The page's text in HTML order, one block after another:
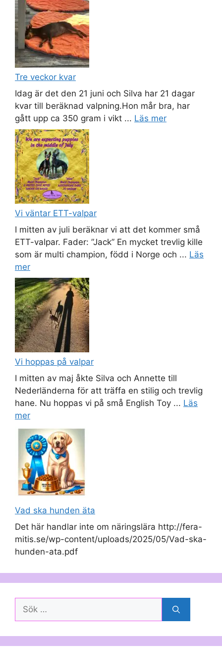
Tre veckor kvar
Idag är det den 21 juni och Silva har 21 dagar
kvar till beräknad valpning.Hon mår bra, har
gått upp ca 350 gram i vikt ... Läs mer
Vi väntar ETT-valpar
I mitten av juli beräknar vi att det kommer små
ETT-valpar. Fader: ”Jack” En mycket trevlig kille
som är multi champion, född i Norge och ... Läs
mer
Vi hoppas på valpar
I mitten av maj åkte Silva och Annette till
Nederländerna för att träffa en stilig och trevlig
hane. Nu hoppas vi på små English Toy ... Läs
mer
Vad ska hunden äta
Det här handlar inte om näringslära http://fera-
mitis.se/wp-content/uploads/2025/05/Vad-ska-
hunden-ata.pdf
Sök
efter: